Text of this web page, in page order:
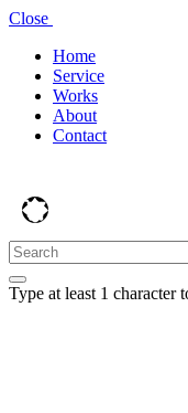
Close
Home
Service
Works
About
Contact
Type at least 1 character